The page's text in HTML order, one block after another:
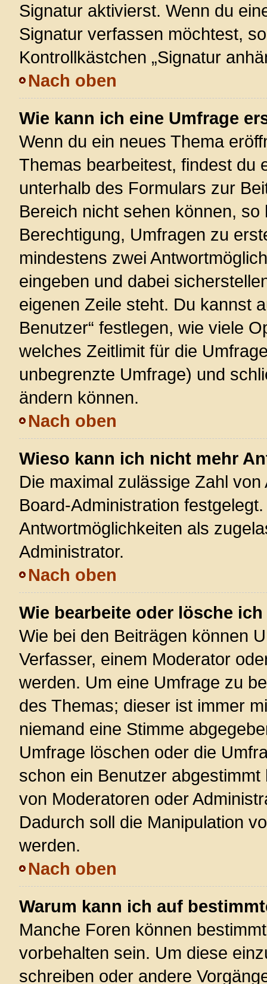
Signatur aktivierst. Wenn du
Signatur verfassen möchtest,
Kontrollkästchen „Signatur
Nach oben
Wie kann ich eine Umfrage
Wenn du ein neues Thema
Themas bearbeitest, findest du
unterhalb des Formulars zur
Bereich nicht sehen können,
Berechtigung, Umfragen zu
mindestens zwei
eingeben und dabei
eigenen Zeile steht. Du kannst
Benutzer“ festlegen, wie viele
welches Zeitlimit für die
unbegrenzte Umfrage) und
ändern können.
Nach oben
Wieso kann ich nicht mehr
Die maximal zulässige Zahl
Board-Administration
Antwortmöglichkeiten als
Administrator.
Nach oben
Wie bearbeite oder lösche
Wie bei den Beiträgen können
Verfasser, einem Moderator
werden. Um eine Umfrage zu
des Themas; dieser ist immer
niemand eine Stimme
Umfrage löschen oder die
schon ein Benutzer
von Moderatoren oder
Dadurch soll die Manipulation
werden.
Nach oben
Warum kann ich auf
Manche Foren können
vorbehalten sein. Um diese
schreiben oder andere